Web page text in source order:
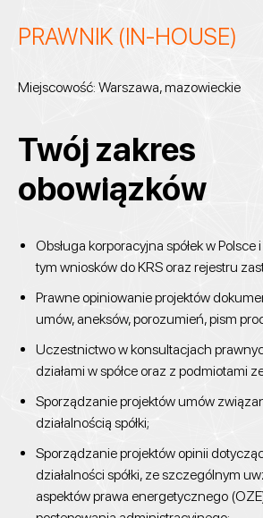
PRAWNIK (IN-HOUSE)
Miejscowość: Warszawa, mazowieckie
Twój zakres
obowiązków
Obsługa korporacyjna spółek w
tym wniosków do KRS oraz rejestru
Prawne opiniowanie projektów
umów, aneksów, porozumień, pism
Uczestnictwo w konsultacjach
działami w spółce oraz z podmiotami
Sporządzanie projektów umów
działalnością spółki;
Sporządzanie projektów opinii
działalności spółki, ze szczególnym
aspektów prawa energetycznego